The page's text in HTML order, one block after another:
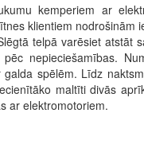
kemperiem ar
klientiem
telpā varēsiet atstāt
nepieciešamības.
spēlēm. Līdz
maltīti divās
ar elektromotoriem.